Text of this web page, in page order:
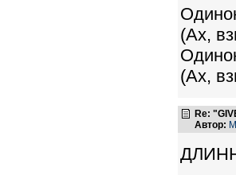
(Ах,
(Ах,
Re:
Автор: